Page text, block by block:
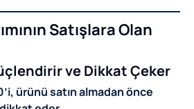
Satışlara Olan
ve Dikkat Çeker
ürünü satın almadan önce